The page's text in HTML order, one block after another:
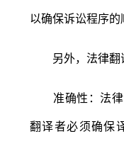
以确保诉讼程序的
另外，法律翻
准确性：法律
翻译者必须确保